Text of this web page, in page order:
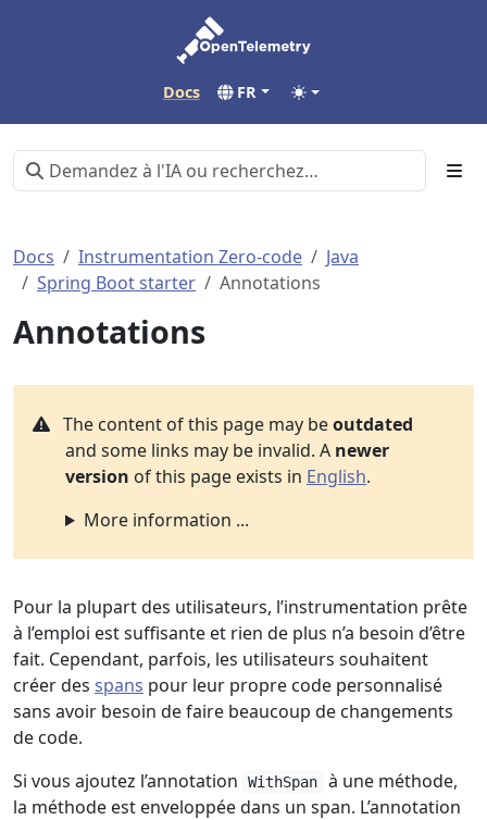
Docs FR
Docs Instrumentation Zero-code
Java
Spring Boot starter
Annotations
Annotations
The content of this page may beoutdated
and some links may be invalid. A newer
version of this page exists in English.
More information ...
Pour la plupart des utilisateurs, l’instrumentation prête
à l’emploi est suffisante et rien de plus n’a besoin d’être
fait. Cependant, parfois, les utilisateurs souhaitent
créer des spans pour leur propre code personnalisé
sans avoir besoin de faire beaucoup de changements
de code.
Si vous ajoutez l’annotation
WithSpan
à une méthode,
la méthode est enveloppée dans un span. L’annotation